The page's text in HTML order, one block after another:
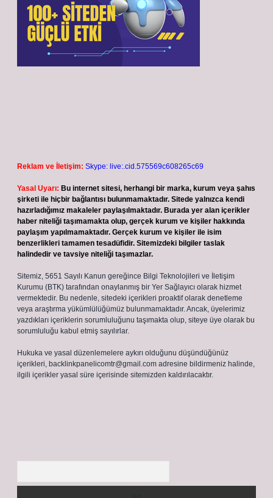
Reklam ve İletişim: Skype: live:.cid.575569c608265c69
Yasal Uyarı: Bu internet sitesi, herhangi bir marka, kurum veya şahıs
şirketi ile hiçbir bağlantısı bulunmamaktadır. Sitede yalnızca kendi
hazırladığımız makaleler paylaşılmaktadır. Burada yer alan içerikler
haber niteliği taşımamakta olup, gerçek kurum ve kişiler hakkında
paylaşım yapılmamaktadır. Gerçek kurum ve kişiler ile isim
benzerlikleri tamamen tesadüfidir. Sitemizdeki bilgiler taslak
halindedir ve tavsiye niteliği taşımazlar.
Sitemiz, 5651 Sayılı Kanun gereğince Bilgi Teknolojileri ve İletişim
Kurumu (BTK) tarafından onaylanmış bir Yer Sağlayıcı olarak hizmet
vermektedir. Bu nedenle, sitedeki içerikleri proaktif olarak denetleme
veya araştırma yükümlülüğümüz bulunmamaktadır. Ancak, üyelerimiz
yazdıkları içeriklerin sorumluluğunu taşımakta olup, siteye üye olarak bu
sorumluluğu kabul etmiş sayılırlar.
Hukuka ve yasal düzenlemelere aykırı olduğunu düşündüğünüz
içerikleri, backlinkpanelicomtr@gmail.com adresine bildirmeniz halinde,
ilgili içerikler yasal süre içerisinde sitemizden kaldırılacaktır.